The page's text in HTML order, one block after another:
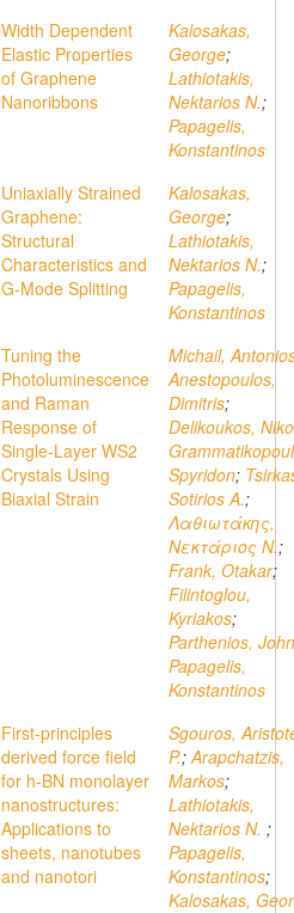
Width Dependent
Elastic Properties
of Graphene
Nanoribbons
Kalosakas,
George;
Lathiotakis,
Nektarios N.;
Papagelis,
Konstantinos
Uniaxially Strained
Graphene:
Structural
Characteristics and
G-Mode Splitting
Kalosakas,
George;
Lathiotakis,
Nektarios N.;
Papagelis,
Konstantinos
Tuning the
Photoluminescence
and Raman
Response of
Single-Layer WS2
Crystals Using
Biaxial Strain
Michail,
Anestopoulos,
Dimitris;
Delikoukos,
Spyridon;
Sotirios A.;
Λαθιωτάκης,
Νεκτάριος N.;
Frank, Otakar;
Filintoglou,
Kyriakos;
Parthenios, John
Papagelis,
Konstantinos
First-principles
derived force field
for h-BN monolayer
nanostructures:
Applications to
sheets, nanotubes
and nanotori
Sgouros,
P.;Arapchatzis,
Markos;
Lathiotakis,
Nektarios N. ;
Papagelis,
Konstantinos;
Kalosakas,